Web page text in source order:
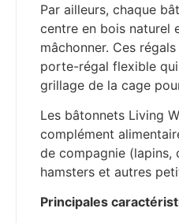
Par ailleurs, chaque
centre en bois naturel
mâchonner. Ces
porte-régal flexible
grillage de la cage
Les bâtonnets Living
complément
de compagnie (lapins,
hamsters et autres
Principales